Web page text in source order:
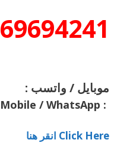
69694241
موبايل / واتسب :
:
Mobile / WhatsApp
Click Here انقر هنا